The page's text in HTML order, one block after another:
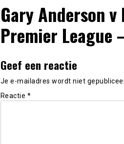
Gary Anderson
Premier League
Geef een reactie
Je e-mailadres wordt niet
Reactie *